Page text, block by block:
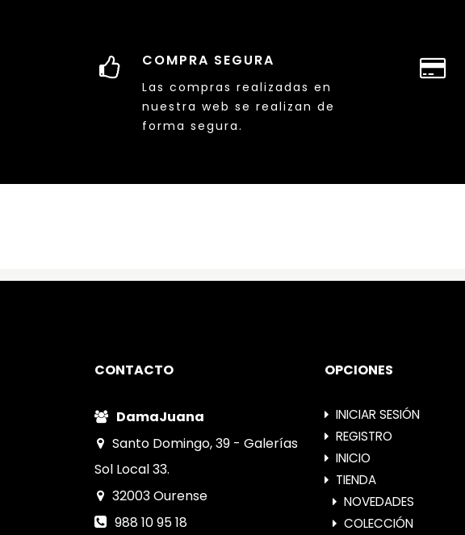
COMPRA SEGURA
Las compras realizadas en
nuestra web se realizan de
forma segura.
CONTACTO
DamaJuana
Santo Domingo, 39 - Galerías
Sol Local 33.
32003Ourense
988 10 95 18
OPCIONES
INICIAR SESIÓN
REGISTRO
INICIO
TIENDA
NOVEDADES
COLECCIÓN